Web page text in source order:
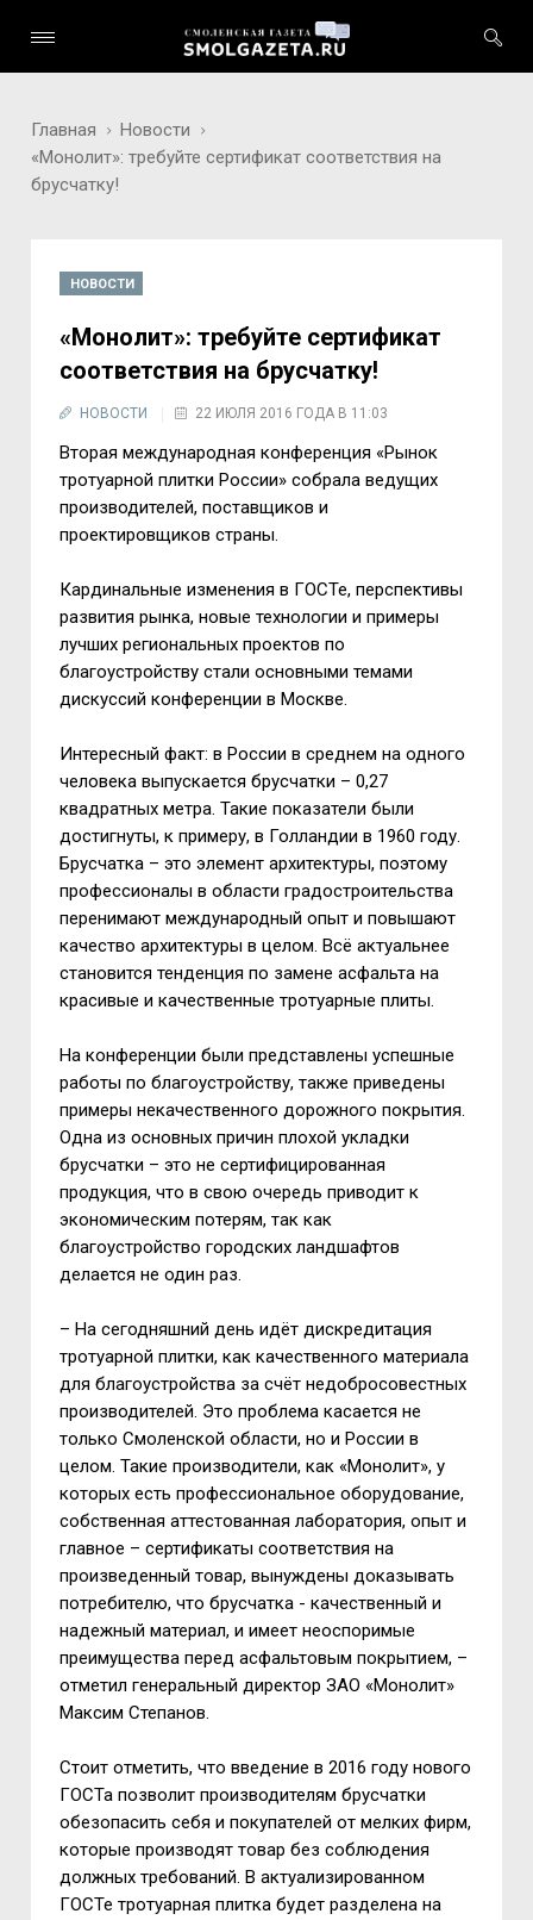
Главная
Новости
«Монолит»: требуйте сертификат соответствия на
брусчатку!
НОВОСТИ
«Монолит»: требуйте сертификат
соответствия на брусчатку!
НОВОСТИ 22 ИЮЛЯ 2016 ГОДА В 11:03
Вторая международная конференция «Рынок
тротуарной плитки России» собрала ведущих
производителей, поставщиков и
проектировщиков страны.
Кардинальные изменения в ГОСТе, перспективы
развития рынка, новые технологии и примеры
лучших региональных проектов по
благоустройству стали основными темами
дискуссий конференции в Москве.
Интересный факт: в России в среднем на одного
человека выпускается брусчатки – 0,27
квадратных метра. Такие показатели были
достигнуты, к примеру, в Голландии в 1960 году.
Брусчатка – это элемент архитектуры, поэтому
профессионалы в области градостроительства
перенимают международный опыт и повышают
качество архитектуры в целом. Всё актуальнее
становится тенденция по замене асфальта на
красивые и качественные тротуарные плиты.
На конференции были представлены успешные
работы по благоустройству, также приведены
примеры некачественного дорожного покрытия.
Одна из основных причин плохой укладки
брусчатки – это не сертифицированная
продукция, что в свою очередь приводит к
экономическим потерям, так как
благоустройство городских ландшафтов
делается не один раз.
– На сегодняшний день идёт дискредитация
тротуарной плитки, как качественного материала
для благоустройства за счёт недобросовестных
производителей. Это проблема касается не
только Смоленской области, но и России в
целом. Такие производители, как «Монолит», у
которых есть профессиональное оборудование,
собственная аттестованная лаборатория, опыт и
главное – сертификаты соответствия на
произведенный товар, вынуждены доказывать
потребителю, что брусчатка - качественный и
надежный материал, и имеет неоспоримые
преимущества перед асфальтовым покрытием, –
отметил генеральный директор ЗАО «Монолит»
Максим Степанов.
Стоит отметить, что введение в 2016 году нового
ГОСТа позволит производителям брусчатки
обезопасить себя и покупателей от мелких фирм,
которые производят товар без соблюдения
должных требований. В актуализированном
ГОСТе тротуарная плитка будет разделена на